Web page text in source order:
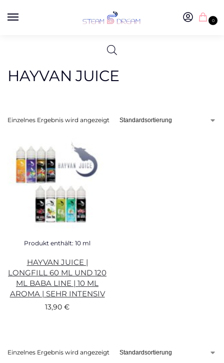
0
HAYVAN JUICE
Einzelnes Ergebnis wird angezeigt
Produkt enthält: 10 ml
HAYVAN JUICE |
LONGFILL 60 ML UND 120
ML BABA LINE | 10 ML
AROMA | SEHR INTENSIV
13,90 €
Einzelnes Ergebnis wird angezeigt